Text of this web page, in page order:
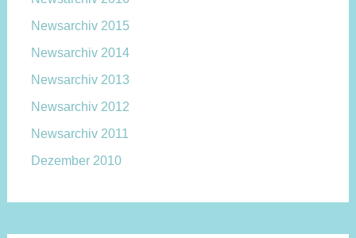
Newsarchiv 2015
Newsarchiv 2014
Newsarchiv 2013
Newsarchiv 2012
Newsarchiv 2011
Dezember 2010